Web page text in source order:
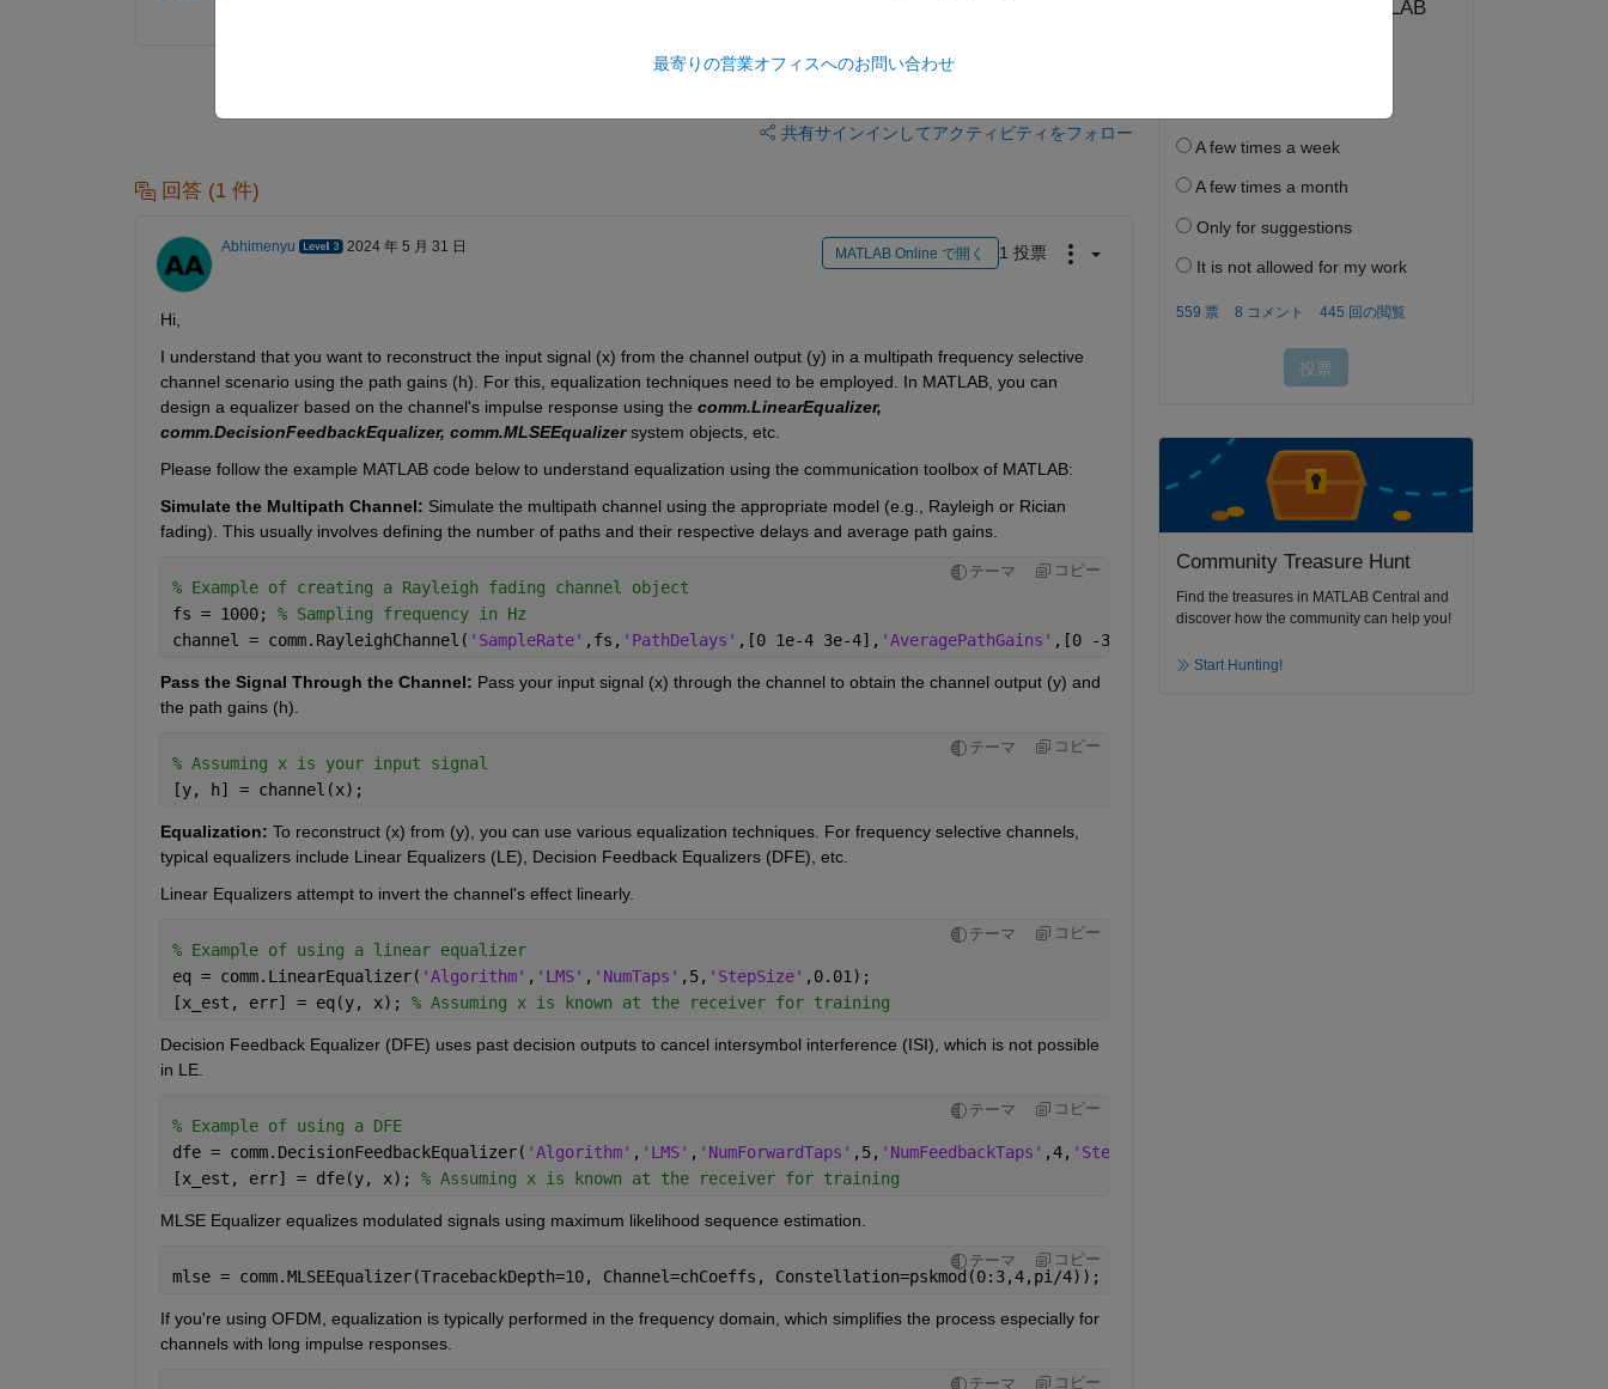
共有サインインしてアクティビティをフォロー
回答 (1 件)
Abhimenyu 2024 年 5 月 31 日 MATLAB Online で開く 1 投票
Hi,
I understand that you want to reconstruct the input signal (x) from the channel output (y) in a multipath frequency selective
channel scenario using the path gains (h). For this, equalization techniques need to be employed. In MATLAB, you can
design a equalizer based on the channel's impulse response using the comm.LinearEqualizer,
comm.DecisionFeedbackEqualizer, comm.MLSEEqualizer system objects, etc.
Please follow the example MATLAB code below to understand equalization using the communication toolbox of MATLAB:
Simulate the Multipath Channel: Simulate the multipath channel using the appropriate model (e.g., Rayleigh or Rician
fading). This usually involves defining the number of paths and their respective delays and average path gains.
テーマ コピー
% Example of creating a Rayleigh fading channel object
fs = 1000; % Sampling frequency in Hz
channel = comm.RayleighChannel( 'SampleRate' ,fs, 'PathDelays' ,[0 1e-4 3e-4], 'AveragePathGains' ,[0 -3 -6],
Pass the Signal Through the Channel: Pass your input signal (x) through the channel to obtain the channel output (y) and
the path gains (h).
テーマ コピー
% Assuming x is your input signal
[y, h] = channel(x);
Equalization: To reconstruct (x) from (y), you can use various equalization techniques. For frequency selective channels,
typical equalizers include Linear Equalizers (LE), Decision Feedback Equalizers (DFE), etc.
Linear Equalizers attempt to invert the channel's effect linearly.
テーマ コピー
% Example of using a linear equalizer
eq = comm.LinearEqualizer( 'Algorithm' , 'LMS' , 'NumTaps' ,5, 'StepSize' ,0.01);
[x_est, err] = eq(y, x); % Assuming x is known at the receiver for training
Decision Feedback Equalizer (DFE) uses past decision outputs to cancel intersymbol interference (ISI), which is not possible
in LE.
テーマ コピー
% Example of using a DFE
dfe = comm.DecisionFeedbackEqualizer( 'Algorithm' , 'LMS' , 'NumForwardTaps' ,5, 'NumFeedbackTaps' ,4, 'StepSize'
[x_est, err] = dfe(y, x); % Assuming x is known at the receiver for training
MLSE Equalizer equalizes modulated signals using maximum likelihood sequence estimation.
テーマ コピー
mlse = comm.MLSEEqualizer(TracebackDepth=10, Channel=chCoeffs, Constellation=pskmod(0:3,4,pi/4));
If you're using OFDM, equalization is typically performed in the frequency domain, which simplifies the process especially for
channels with long impulse responses.
テーマ コピー
Community Treasure Hunt
Find the treasures in MATLAB Central and
discover how the community can help you!
Start Hunting!
最寄りの営業オフィスへのお問い合わせ